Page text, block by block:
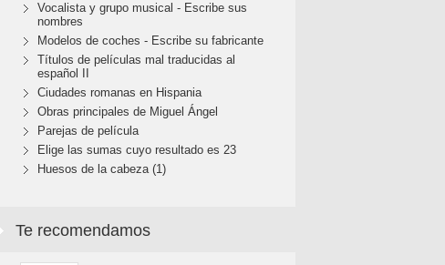
Vocalista y grupo musical - Escribe sus
nombres
Modelos de coches - Escribe su fabricante
Títulos de películas mal traducidas al
español II
Ciudades romanas en Hispania
Obras principales de Miguel Ángel
Parejas de película
Elige las sumas cuyo resultado es 23
Huesos de la cabeza (1)
Te recomendamos